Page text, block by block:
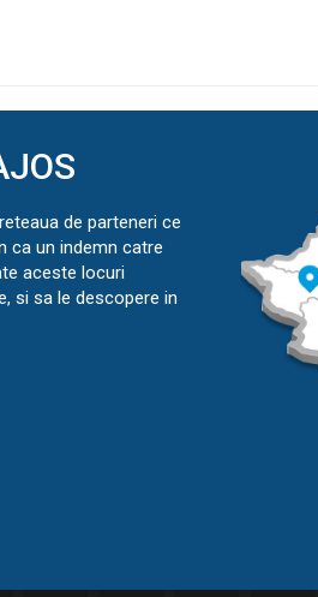
de parteneri ce
ca un indemn catre
aceste locuri
si sa le descopere in